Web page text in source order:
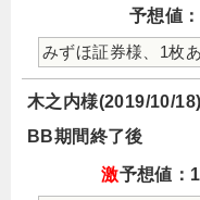
予想値
みずほ証券様、1枚
木之内様(2019/10/
BB期間終了後
激予想値：